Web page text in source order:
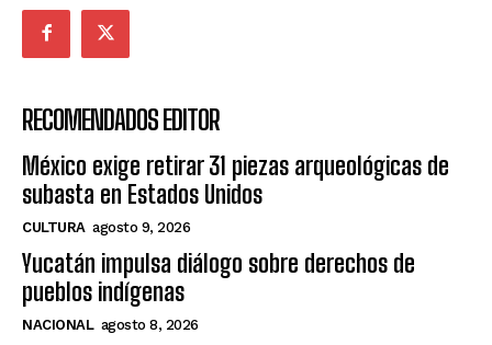
RECOMENDADOS EDITOR
México exige retirar 31 piezas arqueológicas de
subasta en Estados Unidos
CULTURA agosto 9, 2026
Yucatán impulsa diálogo sobre derechos de
pueblos indígenas
NACIONAL agosto 8, 2026